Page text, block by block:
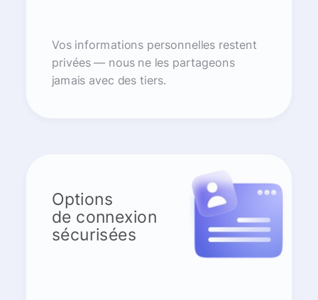
Vos informations personnelles restent
privées — nous ne les partageons
jamais avec des tiers.
Options
de connexion
sécurisées